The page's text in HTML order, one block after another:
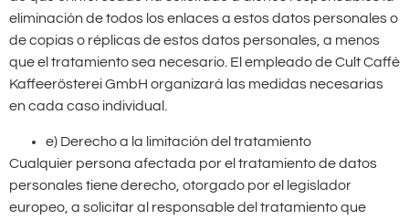
eliminación de todos los enlaces a estos datos personales o
de copias o réplicas de estos datos personales, a menos
que el tratamiento sea necesario. El empleado de Cult Caffè
Kaffeerösterei GmbH organizará las medidas necesarias
en cada caso individual.
e) Derecho a la limitación del tratamiento
Cualquier persona afectada por el tratamiento de datos
personales tiene derecho, otorgado por el legislador
europeo, a solicitar al responsable del tratamiento que